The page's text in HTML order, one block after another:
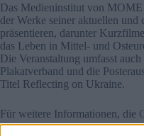
Das Medieninstitut von
der Werke seiner aktuellen und
präsentieren, darunter
das Leben in Mittel- und
Die Veranstaltung umfasst
Plakatverband und die
Titel Reflecting on Ukraine.
Für weitere Informationen, die